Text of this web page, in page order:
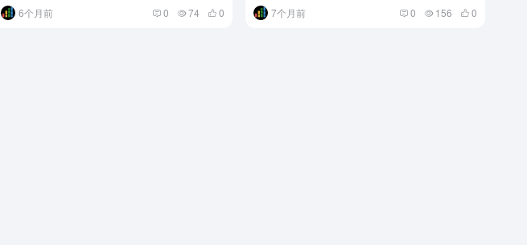
6个月前 0 74 0 7个月前 0 156 0